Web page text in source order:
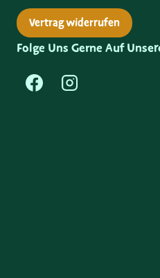
Vertrag widerrufen
Folge Uns Gerne Auf